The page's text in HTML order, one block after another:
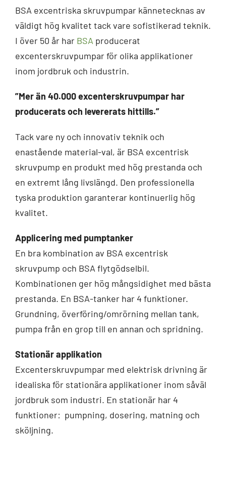
BSA excentriska skruvpumpar kännetecknas av
väldigt hög kvalitet tack vare sofistikerad teknik.
I över 50 år har BSA producerat
excenterskruvpumpar för olika applikationer
inom jordbruk och industrin.
”Mer än 40.000 excenterskruvpumpar har
producerats och levererats hittills.”
Tack vare ny och innovativ teknik och
enastående material-val, är BSA excentrisk
skruvpump en produkt med hög prestanda och
en extremt lång livslängd. Den professionella
tyska produktion garanterar kontinuerlig hög
kvalitet.
Applicering med pumptanker
En bra kombination av BSA excentrisk
skruvpump och BSA flytgödselbil.
Kombinationen ger hög mångsidighet med bästa
prestanda. En BSA-tanker har 4 funktioner.
Grundning, överföring/omrörning mellan tank,
pumpa från en grop till en annan och spridning.
Stationär applikation
Excenterskruvpumpar med elektrisk drivning är
idealiska för stationära applikationer inom såväl
jordbruk som industri. En stationär har 4
funktioner: pumpning, dosering, matning och
sköljning.